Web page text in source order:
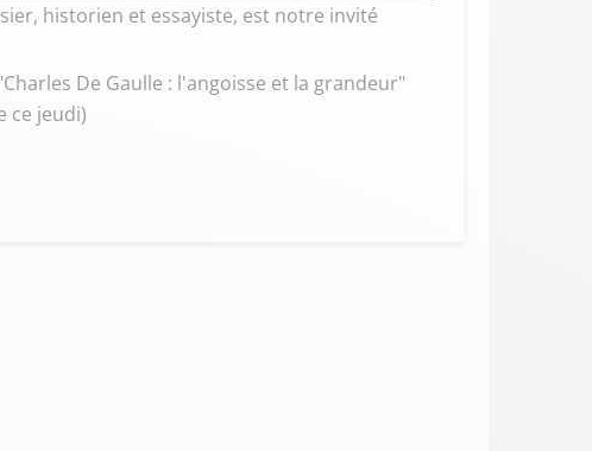
historien et essayiste, est notre invité
De Gaulle : l'angoisse et la grandeur"
ce jeudi)